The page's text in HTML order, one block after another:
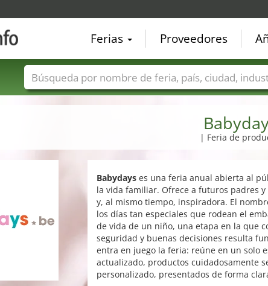
| Feria de
Babydayses una feria anual abierta al
la vida familiar. Ofrece a futuros padres
y, al mismo tiempo, inspiradora. El
los días tan especiales que rodean el
de vida de un niño, una etapa en la que
seguridad y buenas decisiones resulta
entra en juego la feria: reúne en un solo
actualizado, productos cuidadosamente
personalizado, presentados de forma
Ferias Proveedores
Nombres de ferias Países Ciudades